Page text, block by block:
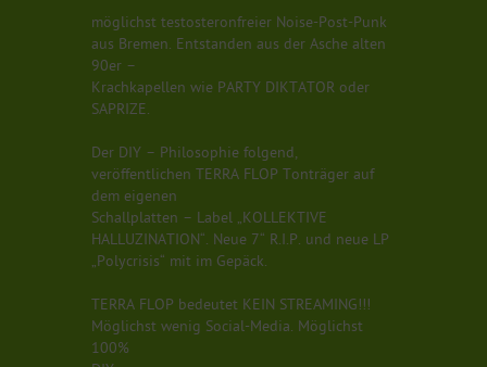
möglichst testosteronfreier Noise-Post-Punk
aus Bremen. Entstanden aus der Asche alten
90er –
Krachkapellen wie PARTY DIKTATOR oder
SAPRIZE.
Der DIY – Philosophie folgend,
veröffentlichen TERRA FLOP Tonträger auf
dem eigenen
Schallplatten – Label „KOLLEKTIVE
HALLUZINATION“. Neue 7“ R.I.P. und neue LP
„Polycrisis“ mit im Gepäck.
TERRA FLOP bedeutet KEIN STREAMING!!!
Möglichst wenig Social-Media. Möglichst
100%